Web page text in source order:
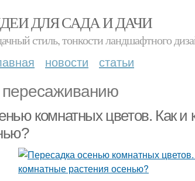
ДЛЯ САДА И ДАЧИ
стиль, тонкости ландшафтного
новости статьи
пересаживанию
комнатных цветов. Как и